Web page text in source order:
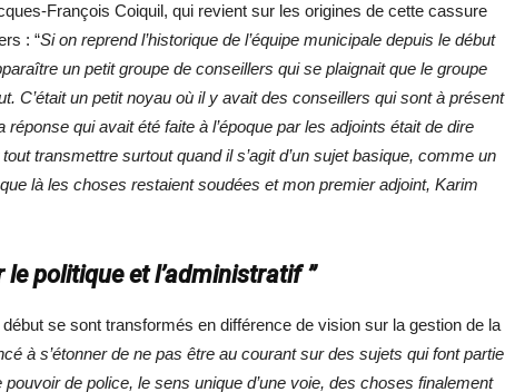
François Coiquil, qui revient sur les origines de cette cassure
: “Si on reprend l’historique de l’équipe municipale depuis le début
un petit groupe de conseillers qui se plaignait que le groupe
C’était un petit noyau où il y avait des conseillers qui sont à présent
qui avait été faite à l’époque par les adjoints était de dire
transmettre surtout quand il s’agit d’un sujet basique, comme un
là les choses restaient soudées et mon premier adjoint, Karim
le politique et l’administratif ”
se sont transformés en différence de vision sur la gestion de la
à s’étonner de ne pas être au courant sur des sujets qui font partie
de police, le sens unique d’une voie, des choses finalement